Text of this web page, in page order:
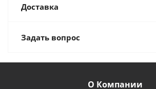
Доставка
Задать вопрос
О Компании